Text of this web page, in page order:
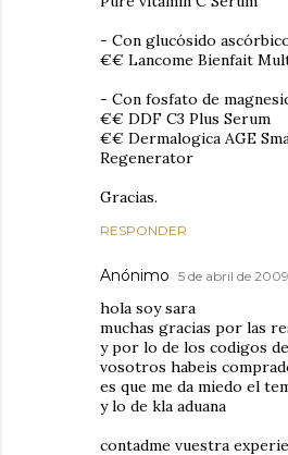
- Con glucósido
€€ Lancome Bienfait
- Con fosfato de
€€ DDF C3 Plus Serum
€€ Dermalogica AGE
Regenerator
Gracias.
RESPONDER
Anónimo 5 de abril de 2009
hola soy sara
muchas gracias por las
y por lo de los codigos
vosotros habeis
es que me da miedo el
y lo de kla aduana
contadme vuestra